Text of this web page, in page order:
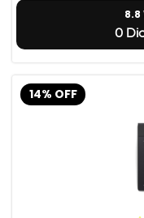
8.8
0
14% OFF